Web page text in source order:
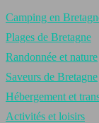
Camping en
Plages de Bretagne
Randonnée et nature
Saveurs de Bretagne
Hébergement et
Activités et loisirs